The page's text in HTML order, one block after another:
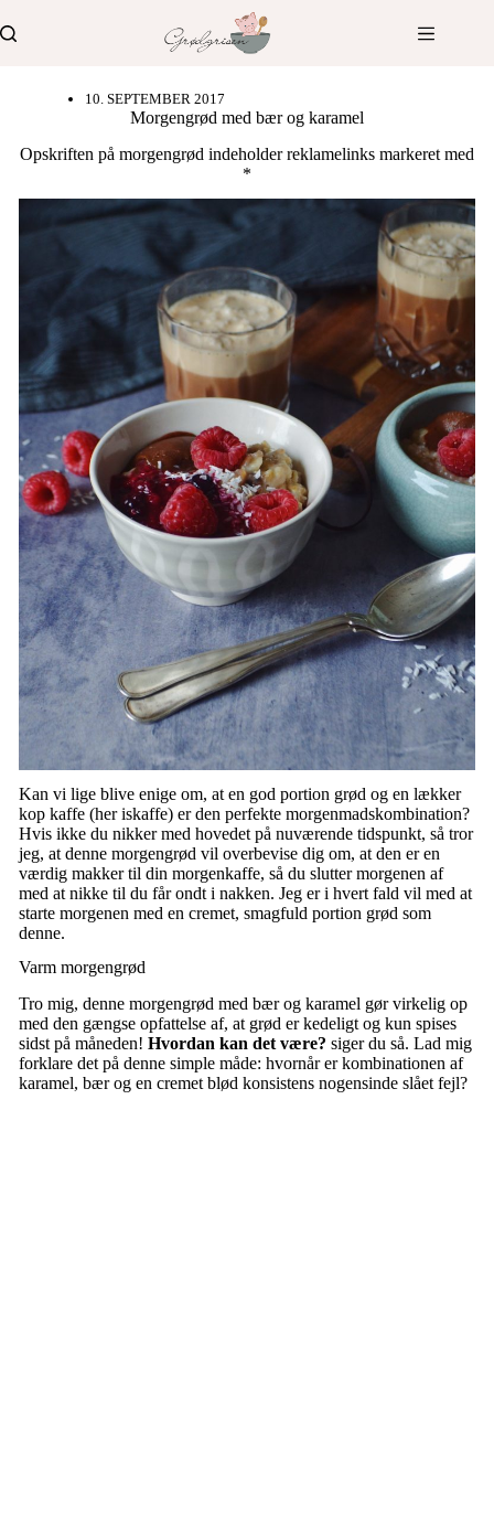
til
indhold
10. SEPTEMBER 2017
Morgengrød med bær og karamel
Opskriften på morgengrød indeholder reklamelinks markeret med
*
Kan vi lige blive enige om, at en god portion grød og en lækker
kop kaffe (her iskaffe) er den perfekte morgenmadskombination?
Hvis ikke du nikker med hovedet på nuværende tidspunkt, så tror
jeg, at denne morgengrød vil overbevise dig om, at den er en
værdig makker til din morgenkaffe, så du slutter morgenen af
med at nikke til du får ondt i nakken. Jeg er i hvert fald vil med at
starte morgenen med en cremet, smagfuld portion grød som
denne.
Varm morgengrød
Tro mig, denne morgengrød med bær og karamel gør virkelig op
med den gængse opfattelse af, at grød er kedeligt og kun spises
sidst på måneden! Hvordan kan det være? siger du så. Lad mig
forklare det på denne simple måde: hvornår er kombinationen af
karamel, bær og en cremet blød konsistens nogensinde slået fejl?